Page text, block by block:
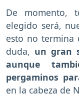
De momento,
elegido será,
esto no termina
duda, un gran
aunque
pergaminos
en la cabeza de